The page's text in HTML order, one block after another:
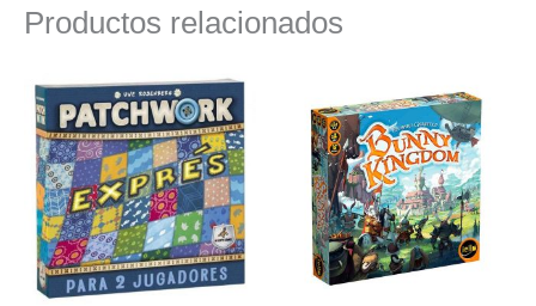
Productos relacionados